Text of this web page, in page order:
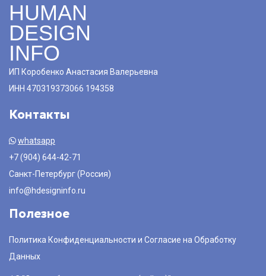
HUMAN
DESIGN
INFO
ИП Коробенко Анастасия Валерьевна
ИНН 470319373066 194358
Контакты
whatsapp
+7 (904) 644-42-71
Санкт-Петербург (Россия)
info@hdesigninfo.ru
Полезное
Политика Конфиденциальности и Согласие на Обработку
Данных